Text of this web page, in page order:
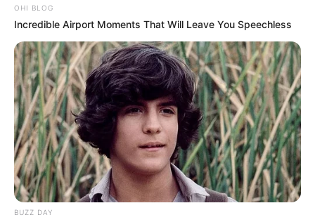
OHI BLOG
Incredible Airport Moments That Will Leave You Speechless
BUZZ DAY